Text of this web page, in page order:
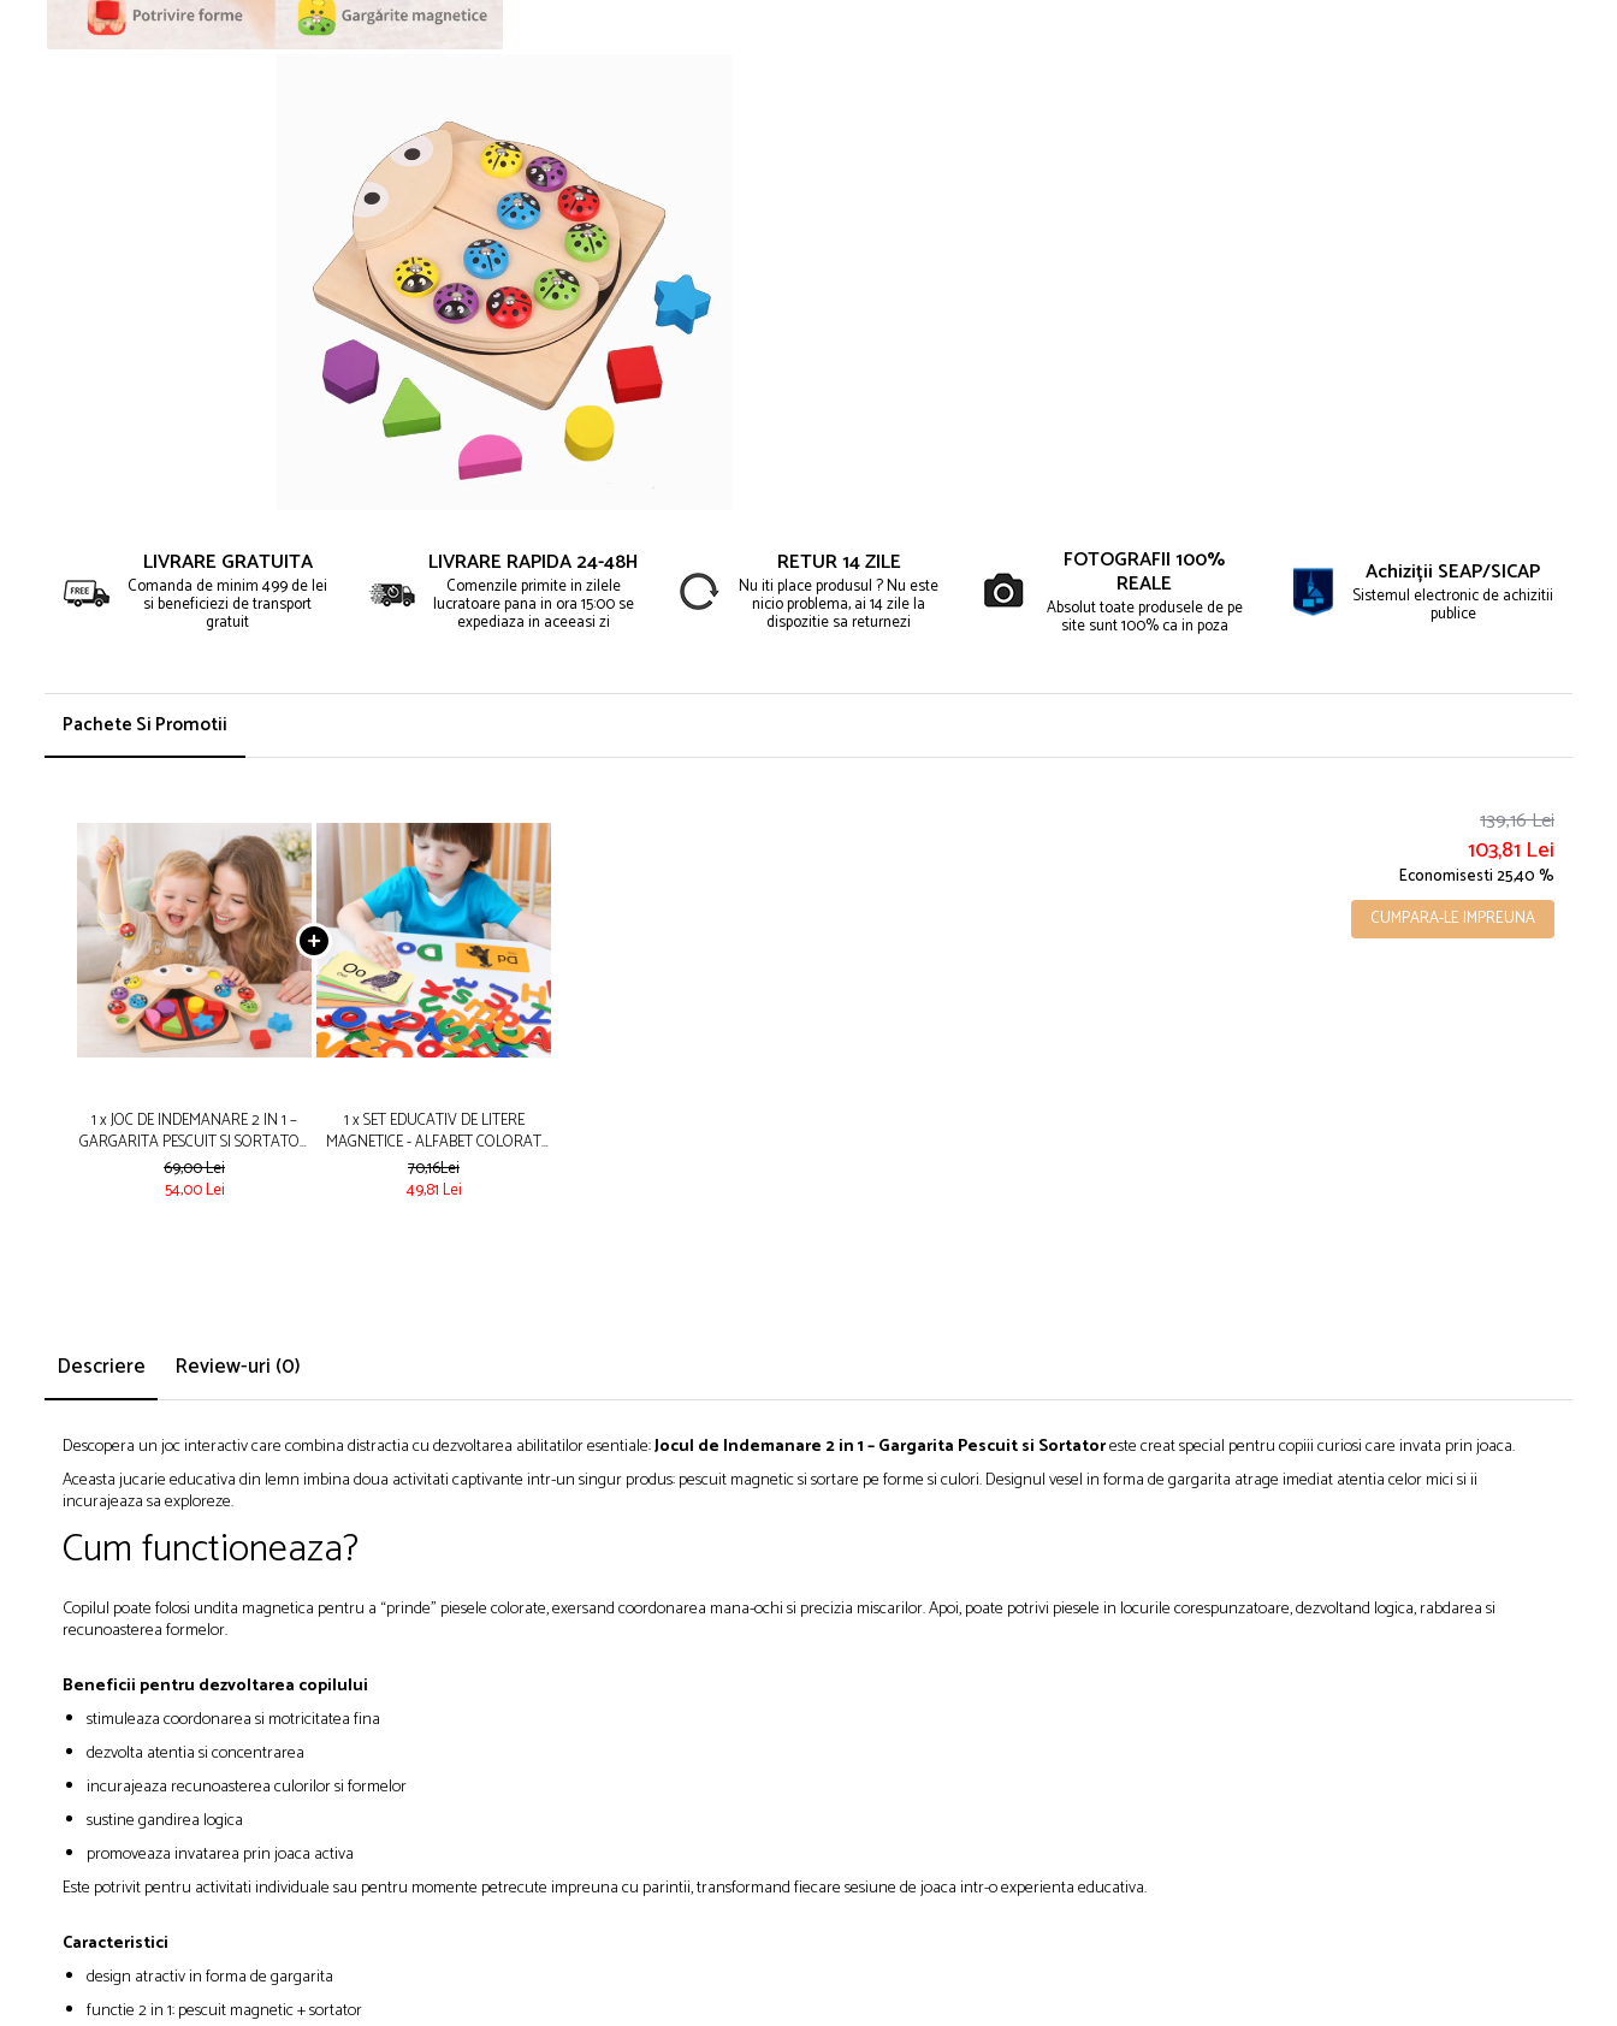
LIVRARE GRATUITA
Comanda de minim 499 de lei
si beneficiezi de transport
gratuit
LIVRARE RAPIDA 24-48H
Comenzile primite in zilele
lucratoare pana in ora 15:00 se
expediaza in aceeasi zi
RETUR 14 ZILE
Nu iti place produsul ? Nu este
nicio problema, ai 14 zile la
dispozitie sa returnezi
FOTOGRAFII 100%
REALE
Absolut toate produsele de pe
site sunt 100% ca in poza
Achiziții SEAP/SICAP
Sistemul electronic de achizitii
publice
Pachete Si Promotii
1 x JOC DE INDEMANARE 2 IN 1 –
GARGARITA PESCUIT SI SORTATOR
EDUCATIV DIN LEMN
69,00 Lei
54,00 Lei
1 x SET EDUCATIV DE LITERE
MAGNETICE - ALFABET COLORAT
PENTRU COPII
70,16Lei
49,81 Lei
139,16 Lei
103,81 Lei
Economisesti 25,40 %
CUMPARA-LE IMPREUNA
Descriere Review-uri (0)
Descopera un joc interactiv care combina distractia cu dezvoltarea abilitatilor esentiale:Jocul de Indemanare 2 in 1 – Gargarita Pescuit si Sortatoreste creat special pentru copiii curiosi care invata prin joaca.
Aceasta jucarie educativa din lemn imbina doua activitati captivante intr-un singur produs: pescuit magnetic si sortare pe forme si culori. Designul vesel in forma de gargarita atrage imediat atentia celor mici si ii
incurajeaza sa exploreze.
Cum functioneaza?
Copilul poate folosi undita magnetica pentru a “prinde” piesele colorate, exersand coordonarea mana-ochi si precizia miscarilor. Apoi, poate potrivi piesele in locurile corespunzatoare, dezvoltand logica, rabdarea si
recunoasterea formelor.
Beneficii pentru dezvoltarea copilului
stimuleaza coordonarea si motricitatea fina
dezvolta atentia si concentrarea
incurajeaza recunoasterea culorilor si formelor
sustine gandirea logica
promoveaza invatarea prin joaca activa
Este potrivit pentru activitati individuale sau pentru momente petrecute impreuna cu parintii, transformand fiecare sesiune de joaca intr-o experienta educativa.
Caracteristici
design atractiv in forma de gargarita
functie 2 in 1: pescuit magnetic + sortator